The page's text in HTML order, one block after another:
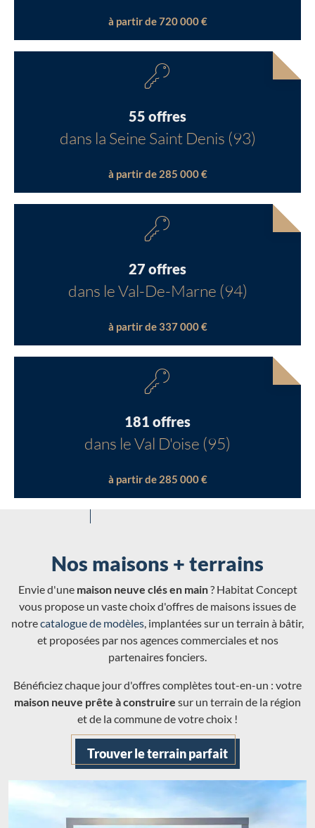
à partir de 720 000 €
55 offres
dans la Seine Saint Denis (93)
à partir de 285 000 €
27 offres
dans le Val-De-Marne (94)
à partir de 337 000 €
181 offres
dans le Val D'oise (95)
à partir de 285 000 €
Nos maisons + terrains
Envie d'une maison neuve clés en main? Habitat Concept
vous propose un vaste choix d'offres de maisons issues de
notrecatalogue de modèles, implantées sur un terrain à bâtir,
et proposées par nos agences commerciales et nos
partenaires fonciers.
Bénéficiez chaque jour d'offres complètes tout-en-un : votre
maison neuve prête à construire sur un terrain de la région
et de la commune de votre choix !
Trouver le terrain parfait